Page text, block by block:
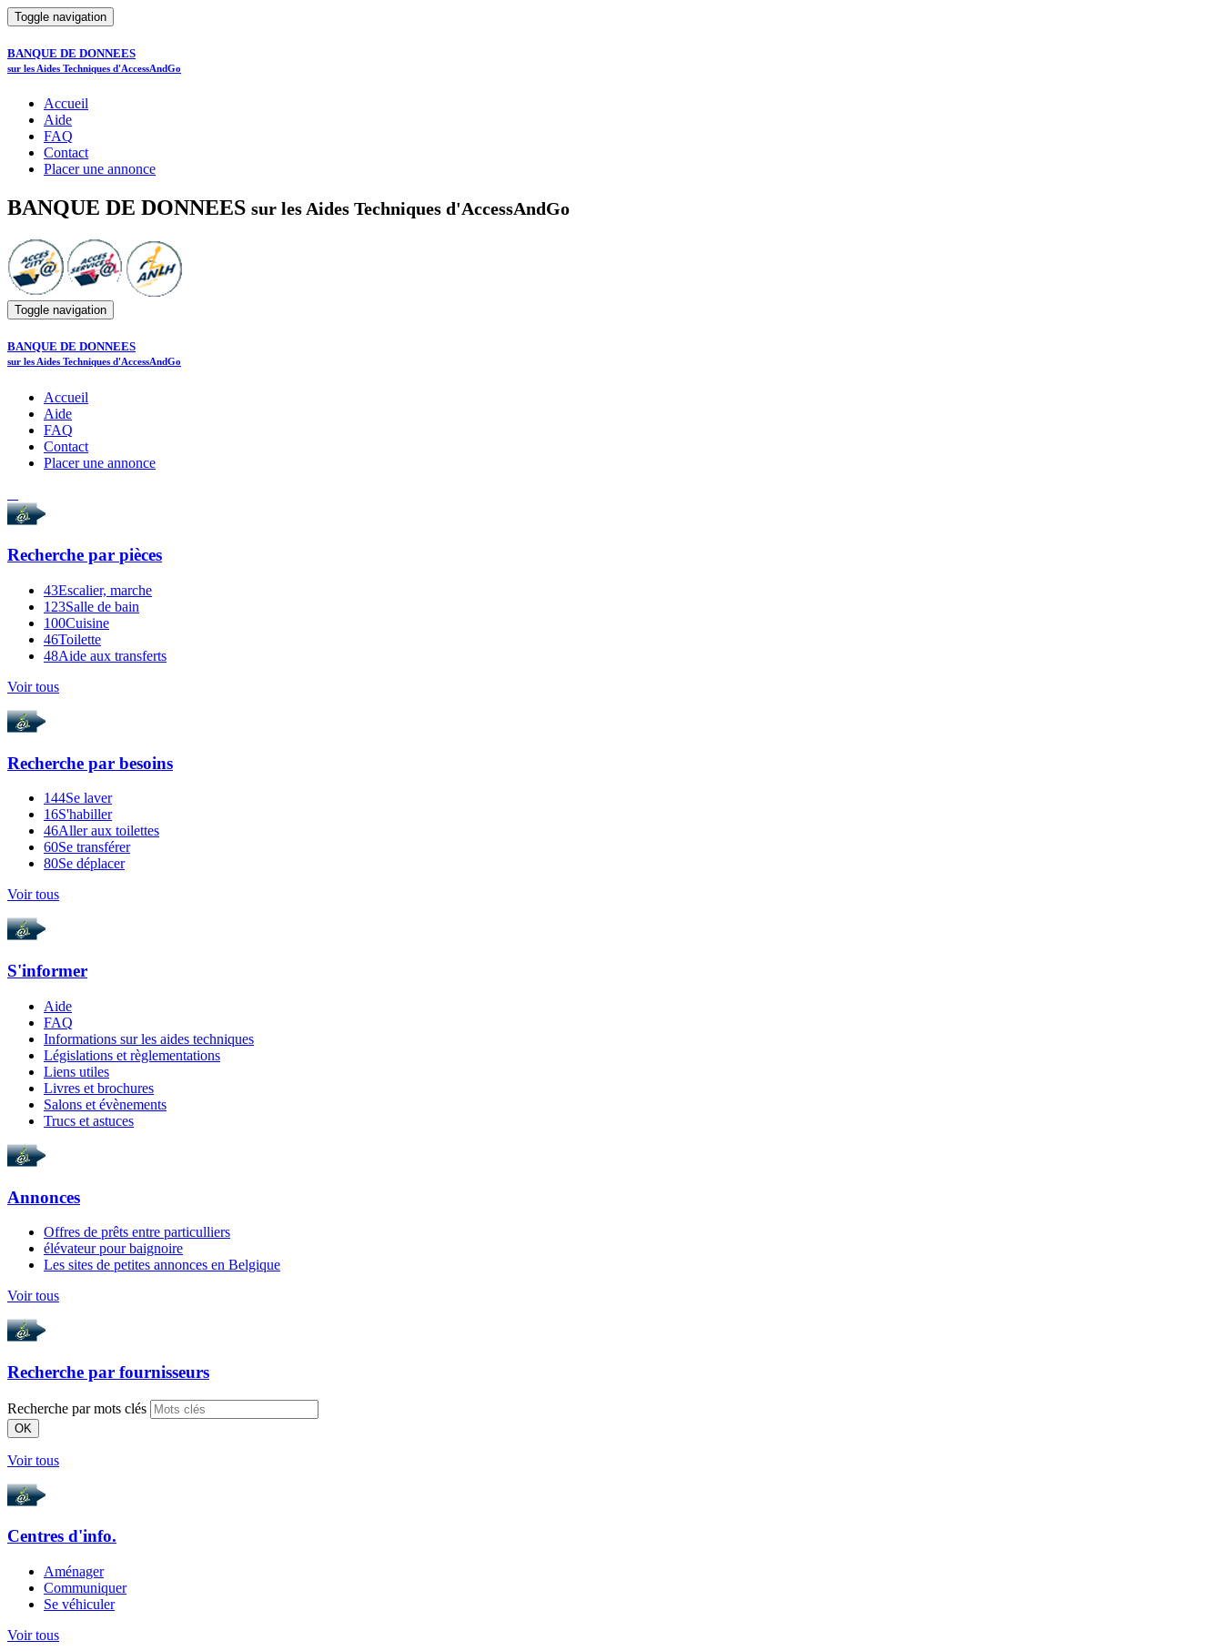
Toggle navigation
BANQUE DE DONNEES
sur les Aides Techniques d'AccessAndGo
Accueil
Aide
FAQ
Contact
Placer une annonce
BANQUE DE DONNEES sur les Aides Techniques d'AccessAndGo
Toggle navigation
BANQUE DE DONNEES
sur les Aides Techniques d'AccessAndGo
Accueil
Aide
FAQ
Contact
Placer une annonce
Recherche par pièces
43Escalier, marche
123Salle de bain
100Cuisine
46Toilette
48Aide aux transferts
Voir tous
Recherche par besoins
144Se laver
16S'habiller
46Aller aux toilettes
60Se transférer
80Se déplacer
Voir tous
S'informer
Aide
FAQ
Informations sur les aides techniques
Législations et règlementations
Liens utiles
Livres et brochures
Salons et évènements
Trucs et astuces
Annonces
Offres de prêts entre particulliers
élévateur pour baignoire
Les sites de petites annonces en Belgique
Voir tous
Recherche par fournisseurs
Recherche par mots clés
OK
Voir tous
Centres d'info.
Aménager
Communiquer
Se véhiculer
Voir tous